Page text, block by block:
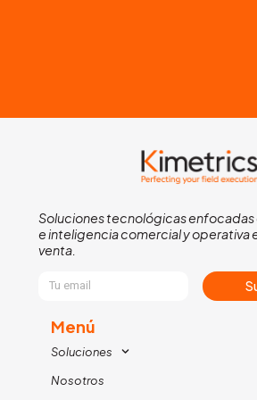
Soluciones tecnológicas enfocadas
e inteligencia comercial y operativa
venta.
Menú
Soluciones
Nosotros